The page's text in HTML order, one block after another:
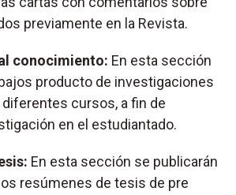
previamente en la Revista.
conocimiento: En esta sección
producto de investigaciones
cursos, a fin de
en el estudiantado.
En esta sección se publicarán
resúmenes de tesis de pre